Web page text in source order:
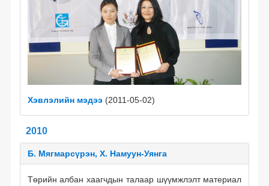
Хэвлэлийн мэдээ(2011-05-02)
2010
Б. Мягмарсүрэн, Х. Намуун-Уянга
Төрийн албан хаагчдын талаар шүүмжлэлт материал